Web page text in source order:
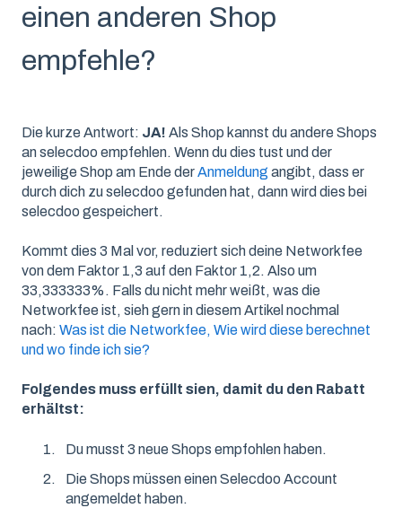
einen anderen Shop
empfehle?
Die kurze Antwort: JA! Als Shop kannst du andere Shops
an selecdoo empfehlen. Wenn du dies tust und der
jeweilige Shop am Ende derAnmeldung angibt, dass er
durch dich zu selecdoo gefunden hat, dann wird dies bei
selecdoo gespeichert.
Kommt dies 3 Mal vor, reduziert sich deine Networkfee
von dem Faktor 1,3 auf den Faktor 1,2. Also um
33,333333%. Falls du nicht mehr weißt, was die
Networkfee ist, sieh gern in diesem Artikel nochmal
nach: Was ist die Networkfee, Wie wird diese berechnet
und wo finde ich sie?
Folgendes muss erfüllt sien, damit du den Rabatt
erhältst:
Du musst 3 neue Shops empfohlen haben.
Die Shops müssen einen Selecdoo Account
angemeldet haben.